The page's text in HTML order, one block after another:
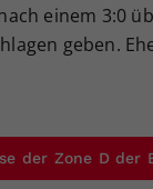
einem 3:0
geben.
der Zone D der